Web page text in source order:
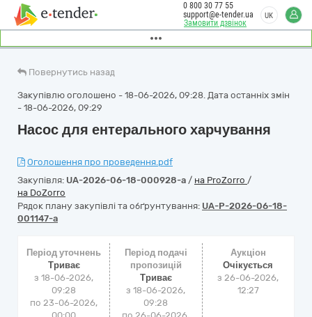
Замовити дзвінок
0 800 30 77 55
support@e-tender.ua
UK
Повернутись назад
Закупівлю оголошено - 18-06-2026, 09:28. Дата останніх змін
- 18-06-2026, 09:29
Насос для ентерального харчування
Оголошення про проведення.pdf
Закупівля: UA-2026-06-18-000928-a / на ProZorro /
на DoZorro
Рядок плану закупівлі та обґрунтування: UA-P-2026-06-18-
001147-a
Період уточнень
Триває
з 18-06-2026,
09:28
по 23-06-2026,
Період подачі
пропозицій
Триває
з 18-06-2026,
09:28
Аукціон
Очікується
з26-06-2026,
12:27